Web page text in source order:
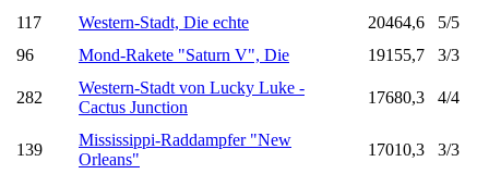
117 Western-Stadt, Die echte 20464,6
5/5
96
Mond-Rakete "Saturn V", Die 19155,7 3/3
282
Western-Stadt von Lucky Luke -
Cactus Junction
17680,3 4/4
139
Mississippi-Raddampfer "New
Orleans"
17010,3 3/3